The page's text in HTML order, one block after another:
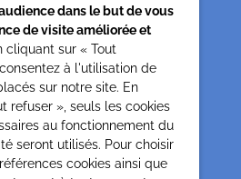
associatif
de la glacière
Paris
Formation
dans le but de vous
de visite améliorée et
cliquant sur « Tout
à l'utilisation de
sur notre site. En
refuser », seuls les cookies
au fonctionnement du
seront utilisés. Pour choisir
cookies ainsi que